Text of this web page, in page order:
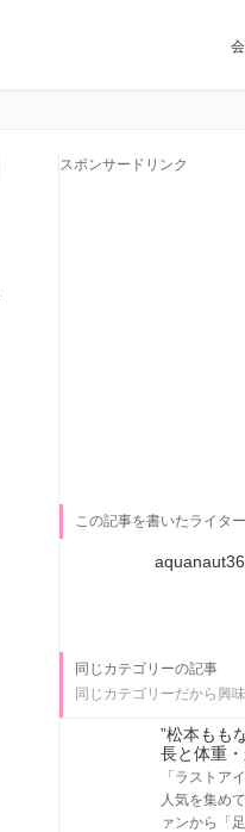
スポンサードリンク
この記事を書いたライター
同じカテゴリーの記事
同じカテゴリーだから興
”松本もも
長と体重
「ラストア
人気を集め
ァンから「